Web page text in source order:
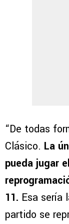
“De todas
Clásico. La
pueda jugar
11. Esa sería
partido se